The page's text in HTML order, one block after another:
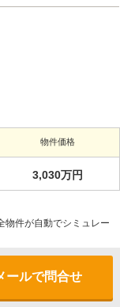
物件価格
3,030万円
物件が自動でシミュレー
ールで問合せ